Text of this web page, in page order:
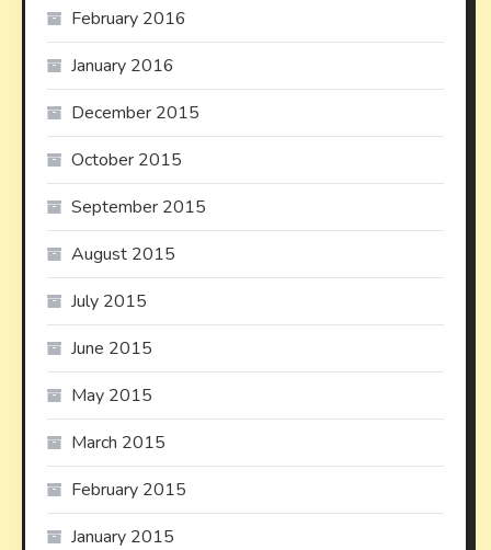
February 2016
January 2016
December 2015
October 2015
September 2015
August 2015
July 2015
June 2015
May 2015
March 2015
February 2015
January 2015